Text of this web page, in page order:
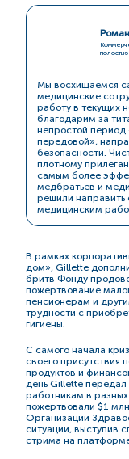
Мы восхищаемся
медицинские
работу в текущих
благодарим за
непростой
передовой»,
безопасности.
плотному
самым более
медбратьев и
решили направить
медицинским
полостью
В рамках
дом», Gillette
бритв Фонду
пожертвование
пенсионерам и
трудности с
гигиены.
С самого начала
своего присутствия
продуктов и
день Gillette
работникам в
пожертвовали $1
Организации
ситуации, выступив
стрима на